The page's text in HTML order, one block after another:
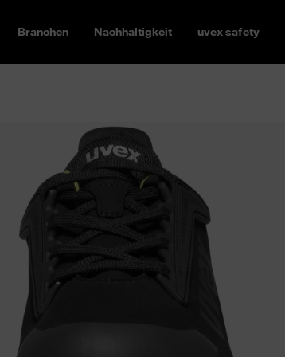
Branchen Nachhaltigkeit uvex safety